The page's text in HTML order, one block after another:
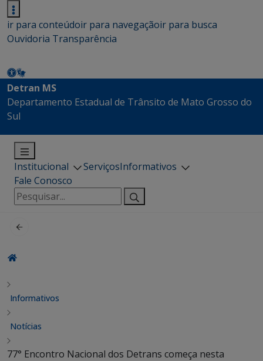
ir para conteúdoir para navegaçãoir para busca
Ouvidoria Transparência
Detran MS
Departamento Estadual de Trânsito de Mato Grosso do
Sul
Institucional ServiçosInformativos
Fale Conosco
Pesquisar
por:
Informativos
Notícias
77° Encontro Nacional dos Detrans começa nesta